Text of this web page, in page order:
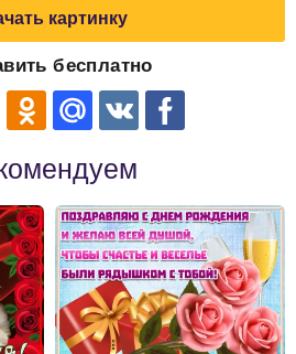
картинку
бесплатно